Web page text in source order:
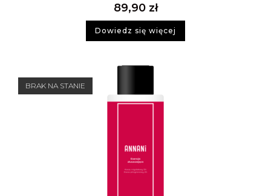
89,90 zł
Dowiedz się więcej
BRAK NA STANIE